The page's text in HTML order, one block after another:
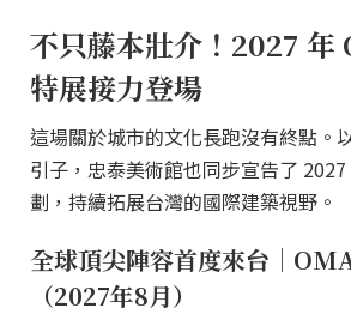
不只藤本壯介！2027 年
特展接力登場
這場關於城市的文化長跑沒有終點。
引子，忠泰美術館也同步宣告了
劃，持續拓展台灣的國際建築視野。
全球頂尖陣容首度來台｜
（2027年8月）